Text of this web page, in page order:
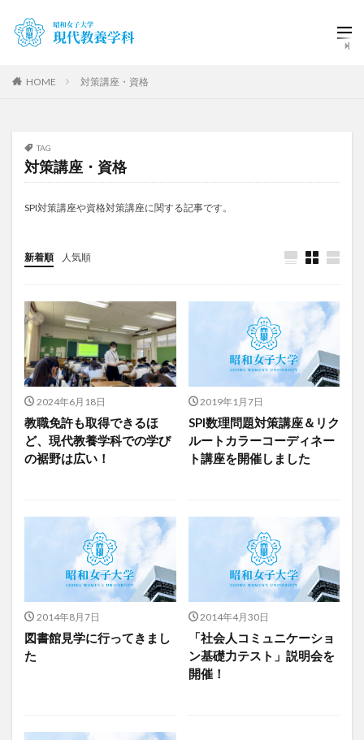
HOME 対策講座・資格
TAG
対策講座・資格
SPI対策講座や資格対策講座に関する記事です。
新着順 人気順
2024年6月18日
教職免許も取得できるほ
ど、現代教養学科での学び
の裾野は広い！
2019年1月7日
SPI数理問題対策講座＆リク
ルートカラーコーディネー
ト講座を開催しました
2014年8月7日
図書館見学に行ってきまし
た
2014年4月30日
「社会人コミュニケーショ
ン基礎力テスト」説明会を
開催！